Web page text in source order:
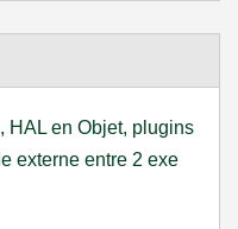
HAL en Objet, plugins
externe entre 2 exe